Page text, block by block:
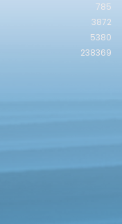
785
3872
5380
238369